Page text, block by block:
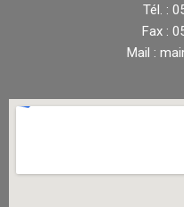
Tél. :
Fax :
Mail :